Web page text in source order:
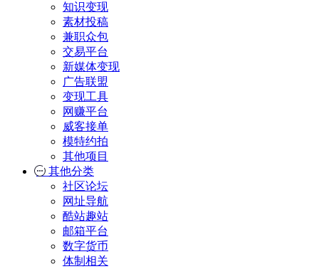
知识变现
素材投稿
兼职众包
交易平台
新媒体变现
广告联盟
变现工具
网赚平台
威客接单
模特约拍
其他项目
其他分类
社区论坛
网址导航
酷站趣站
邮箱平台
数字货币
体制相关